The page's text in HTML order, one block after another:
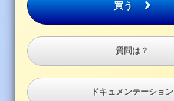
買う
質問は？
ドキュメンテーション